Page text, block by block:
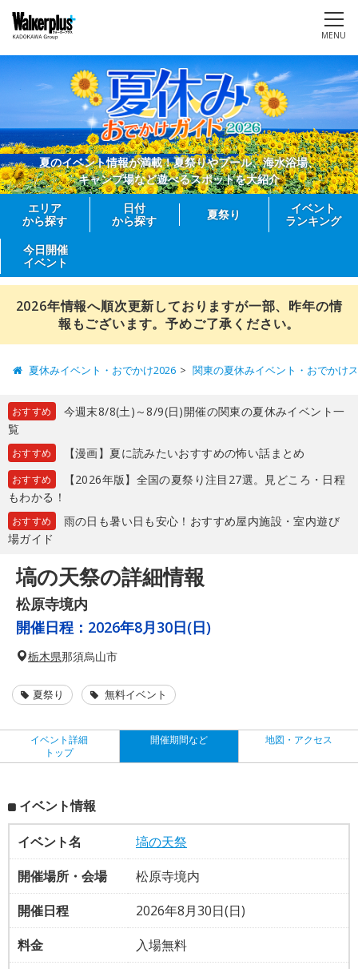
MENU
夏のイベント情報が満載！夏祭りやプール、海水浴場、
キャンプ場など遊べるスポットを大紹介
エリア
から探す
日付
から探す
夏祭り
イベント
ランキング
今日開催
イベント
2026年情報へ順次更新しておりますが一部、昨年の情
報もございます。予めご了承ください。
夏休みイベント・おでかけ2026 関東の夏休みイベント・おでかけ
おすすめ
今週末8/8(土)～8/9(日)開催の関東の夏休みイベント一
覧
おすすめ 【漫画】夏に読みたいおすすめの怖い話まとめ
おすすめ
【2026年版】全国の夏祭り注目27選。見どころ・日程
もわかる！
おすすめ
雨の日も暑い日も安心！おすすめ屋内施設・室内遊び
場ガイド
塙の天祭の詳細情報
松原寺境内
開催日程： 2026年8月30日(日)
栃木県那須烏山市
夏祭り 無料イベント
イベント詳細
トップ
開催期間など 地図・アクセス
イベント情報
イベント名
塙の天祭
開催場所・会場
松原寺境内
開催日程
2026年8月30日(日)
料金
入場無料